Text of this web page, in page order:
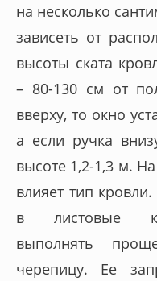
на несколько
зависеть от
высоты ската
– 80-130 см от
вверху, то окно
а если ручка
высоте 1,2-1,3 м.
влияет тип
в листовые
выполнять
черепицу. Ее